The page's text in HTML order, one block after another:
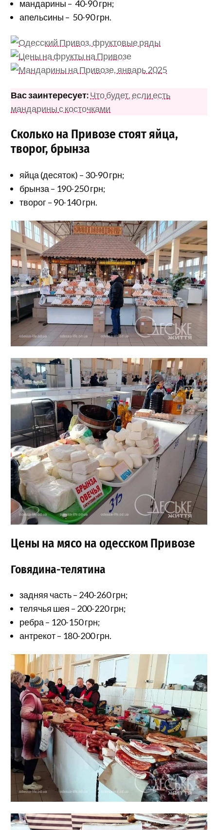
мандарины – 40-90 грн;
апельсины – 50-90 грн.
Вас заинтересует:Что будет, если есть
мандарины с косточками
Сколько на Привозе стоят яйца,
творог, брынза
яйца (десяток) – 30-90 грн;
брынза – 190-250 грн;
творог – 90-140 грн.
Цены на мясо на одесском Привозе
Говядина-телятина
задняя часть – 240-260 грн;
телячья шея – 200-220 грн;
ребра – 120-150 грн;
антрекот – 180-200 грн.